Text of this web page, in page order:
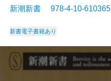
新潮新書 978-4-10-
新書電子書籍あり